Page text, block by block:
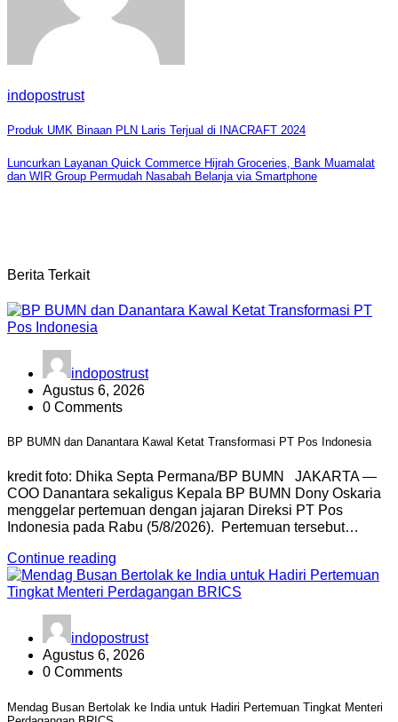
indopostrust
Navigasi
pos
Produk UMK Binaan PLN Laris Terjual di INACRAFT 2024
Luncurkan Layanan Quick Commerce Hijrah Groceries, Bank Muamalat
dan WIR Group Permudah Nasabah Belanja via Smartphone
Berita Terkait
indopostrust
Agustus 6, 2026
0 Comments
BP BUMN dan Danantara Kawal Ketat Transformasi PT Pos Indonesia
kredit foto: Dhika Septa Permana/BP BUMN JAKARTA —
COO Danantara sekaligus Kepala BP BUMN Dony Oskaria
menggelar pertemuan dengan jajaran Direksi PT Pos
Indonesia pada Rabu (5/8/2026). Pertemuan tersebut…
Continue reading
indopostrust
Agustus 6, 2026
0 Comments
Mendag Busan Bertolak ke India untuk Hadiri Pertemuan Tingkat Menteri